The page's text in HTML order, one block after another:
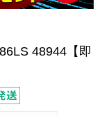
48944【即